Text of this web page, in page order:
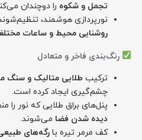
تجمل و شکوه را دوچندان
نورپردازی هوشمند،
روشنایی محیط و ساعات
رنگ‌بندی فاخر و متعادل
ترکیب طلایی متالیک و سنگ
چشم‌گیری ایجاد کرده است.
پنل‌های براق طلایی که نور را
دیده شدن فضا می‌شوند.
کف مرمر تیره با رگه‌های